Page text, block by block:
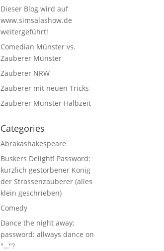
Dieser Blog wird auf
www.simsalashow.de
weitergeführt!
Comedian Münster vs.
Zauberer Münster
Zauberer NRW
Zauberer mit neuen Tricks
Zauberer Münster Halbzeit
Categories
Abrakashakespeare
Buskers Delight! Password:
kürzlich gestorbener König
der Strassenzauberer (alles
klein geschrieben)
Comedy
Dance the night away;
password: allways dance on
"…"?